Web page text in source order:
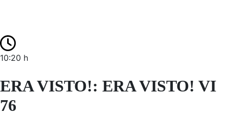
10:20 h
ERA VISTO!: ERA VISTO! VI
76